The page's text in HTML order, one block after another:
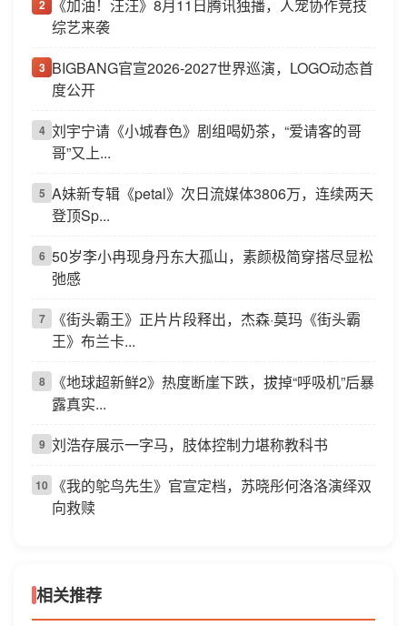
2
《加油！汪汪》8月11日腾讯独播，人宠协作竞技
综艺来袭
3 BIGBANG官宣2026-2027世界巡演，LOGO动态首
度公开
4 刘宇宁请《小城春色》剧组喝奶茶，“爱请客的哥
哥”又上...
5 A妹新专辑《petal》次日流媒体3806万，连续两天
登顶Sp...
6 50岁李小冉现身丹东大孤山，素颜极简穿搭尽显松
弛感
7
《街头霸王》正片片段释出，杰森·莫玛《街头霸
王》布兰卡...
8
《地球超新鲜2》热度断崖下跌，拔掉“呼吸机”后暴
露真实...
9 刘浩存展示一字马，肢体控制力堪称教科书
10
《我的鸵鸟先生》官宣定档，苏晓彤何洛洛演绎双
向救赎
相关推荐